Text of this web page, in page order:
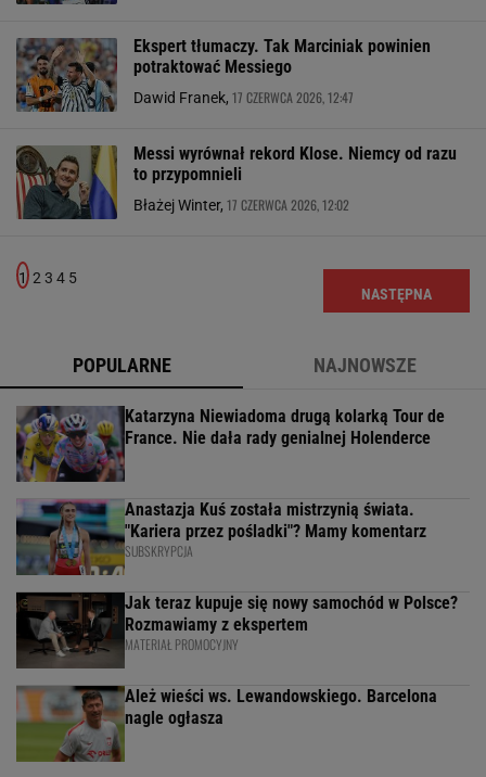
Ekspert tłumaczy. Tak Marciniak powinien
potraktować Messiego
Dawid Franek, 17 CZERWCA 2026, 12:47
Messi wyrównał rekord Klose. Niemcy od razu
to przypomnieli
Błażej Winter, 17 CZERWCA 2026, 12:02
1 2 3 4 5
NASTĘPNA
POPULARNE NAJNOWSZE
Katarzyna Niewiadoma drugą kolarką Tour de
France. Nie dała rady genialnej Holenderce
Anastazja Kuś została mistrzynią świata.
"Kariera przez pośladki"? Mamy komentarz
SUBSKRYPCJA
Jak teraz kupuje się nowy samochód w Polsce?
Rozmawiamy z ekspertem
MATERIAŁ PROMOCYJNY
Ależ wieści ws. Lewandowskiego. Barcelona
nagle ogłasza